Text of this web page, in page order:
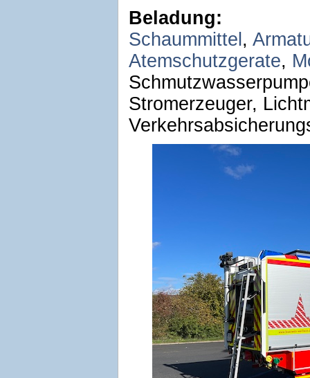
Beladung:
Schaummittel ,
Atemschutzgerate,
Stromerzeuger,